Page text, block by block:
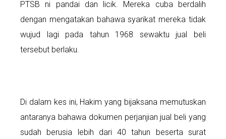
PTSB ni pandai dan licik. Mereka cuba berdalih
dengan mengatakan bahawa syarikat mereka tidak
wujud lagi pada tahun 1968 sewaktu jual beli
tersebut berlaku.
Di dalam kes ini, Hakim yang bijaksana memutuskan
antaranya bahawa dokumen perjanjian jual beli yang
sudah berusia lebih dari 40 tahun beserta surat